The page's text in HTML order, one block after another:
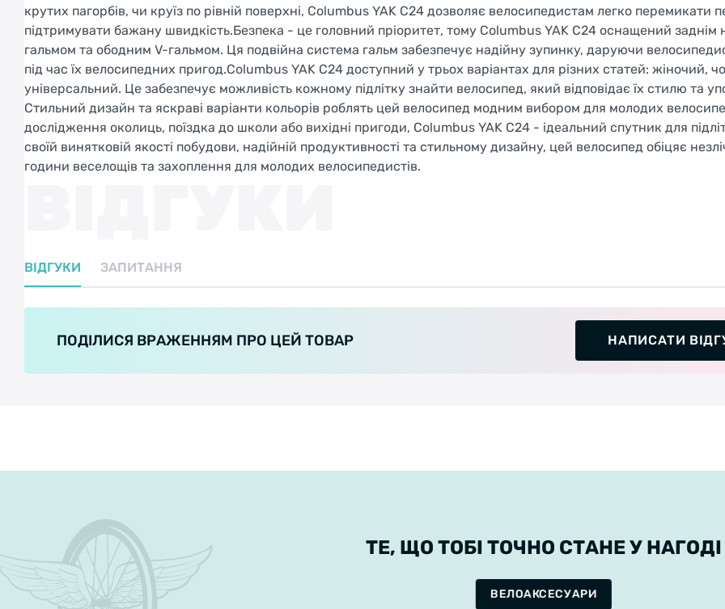
крутих пагорбів, чи круїз по рівній поверхні, Columbus YAK C24 дозволяє велосипедистам легко перемикати
підтримувати бажану швидкість.Безпека - це головний пріоритет, тому Columbus YAK C24 оснащений
гальмом та ободним V-гальмом. Ця подвійна система гальм забезпечує надійну зупинку, даруючи
під час їх велосипедних пригод.Columbus YAK C24 доступний у трьох варіантах для різних статей: жіночий,
універсальний. Це забезпечує можливість кожному підлітку знайти велосипед, який відповідає їх стилю та
Стильний дизайн та яскраві варіанти кольорів роблять цей велосипед модним вибором для молодих
дослідження околиць, поїздка до школи або вихідні пригоди, Columbus YAK C24 - ідеальний спутник для
своїй винятковій якості побудови, надійній продуктивності та стильному дизайну, цей велосипед обіцяє
години веселощів та захоплення для молодих велосипедистів.
ВІДГУКИ ЗАПИТАННЯ
ПОДІЛИСЯ ВРАЖЕННЯМ ПРО ЦЕЙ ТОВАР НАПИСАТИ
ТЕ, ЩО ТОБІ ТОЧНО СТАНЕ У НАГОДІ
ВЕЛОАКСЕСУАРИ